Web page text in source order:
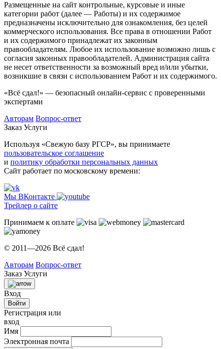
Размещенные на сайт контрольные, курсовые и иные
категории работ (далее — Работы) и их содержимое
предназначены исключительно для ознакомления, без целей
коммерческого использования. Все права в отношении Работ
и их содержимого принадлежат их законным
правообладателям. Любое их использование возможно лишь с
согласия законных правообладателей. Администрация сайта
не несет ответственности за возможный вред и/или убытки,
возникшие в связи с использованием Работ и их содержимого.
«Всё сдал!» — безопасный онлайн-сервис с проверенными
экспертами
Авторам Вопрос-ответ
Заказ Услуги
Используя «Свежую базу РГСР», вы принимаете
пользовательское соглашение
и политику обработки персональных данных
Сайт работает по московскому времени:
Мы ВКонтакте
Трейлер о сайте
Принимаем к оплате
© 2011—2026 Всё сдал!
Авторам Вопрос-ответ
Заказ Услуги
Вход
Войти
Регистрация или
вход
Имя
Электронная почта